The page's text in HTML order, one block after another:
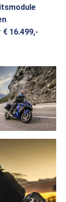
16.499,-